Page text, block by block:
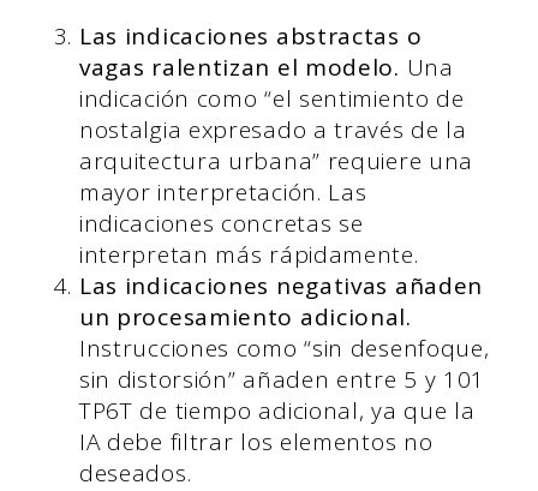
Las indicaciones abstractas o
vagas ralentizan el modelo. Una
indicación como “el sentimiento de
nostalgia expresado a través de la
arquitectura urbana” requiere una
mayor interpretación. Las
indicaciones concretas se
interpretan más rápidamente.
Las indicaciones negativas añaden
un procesamiento adicional.
Instrucciones como “sin desenfoque,
sin distorsión” añaden entre 5 y 101
TP6T de tiempo adicional, ya que la
IA debe filtrar los elementos no
deseados.